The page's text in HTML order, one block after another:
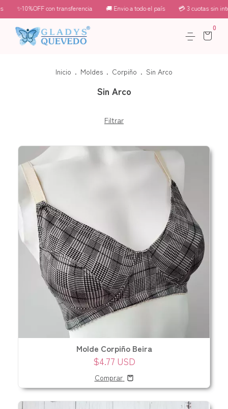
✨10%OFF con transferencia 🚚 Envio a todo el país 💳 3 cuotas sin
0
Inicio . Moldes . Corpiño . Sin Arco
Sin Arco
Filtrar
Molde Corpiño Beira
$4.77 USD
Comprar